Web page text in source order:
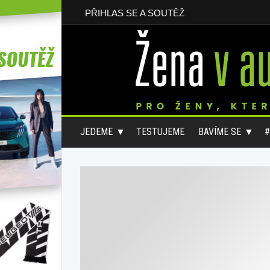
PŘIHLAS SE A SOUTĚŽ
JEDEME TESTUJEME BAVÍME SE